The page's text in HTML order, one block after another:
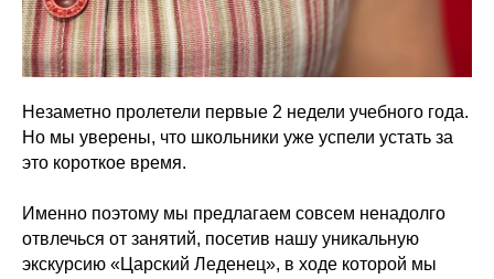
Незаметно пролетели первые 2 недели учебного года.
Но мы уверены, что школьники уже успели устать за
это короткое время.
Именно поэтому мы предлагаем совсем ненадолго
отвлечься от занятий, посетив нашу уникальную
экскурсию «Царский Леденец», в ходе которой мы